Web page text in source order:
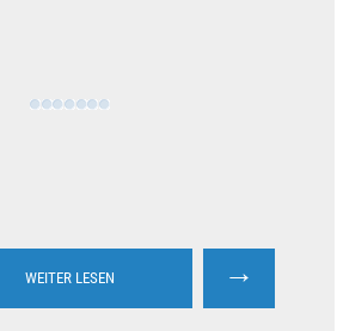
WEITER LESEN →